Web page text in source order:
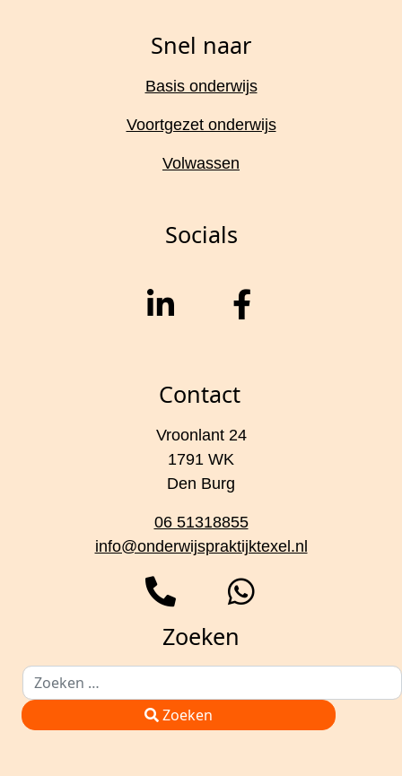
Contact
Vroonlant 24
1791 WK
Den Burg
06 51318855
info@onderwijspraktijktexel.nl
Socials
Snel naar
Basis onderwijs
Voortgezet onderwijs
Volwassen
Zoeken
Zoeken
Type 2 or more characters for results.
Zoeken